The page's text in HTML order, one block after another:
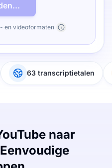
en videoformaten
63 transcriptietalen
naar